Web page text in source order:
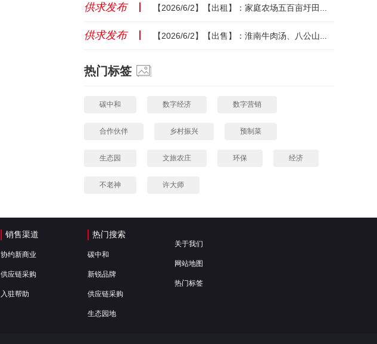
供求发布 【2026/6/2】【出租】：家庭农场五百亩圩田...
供求发布 【2026/6/2】【出售】：淮南牛肉汤、八公山豆腐乳...
热门标签
碳中和 数字经济 数字营销
合作伙伴 乡村振兴 预制菜
生态园 文旅农庄 环保 经济
不老神 许大师
销售渠道
协约新商业
供应链采购
入驻帮助
热门搜索
碳中和
新锐品牌
供应链采购
生态园地
关于我们
网站地图
热门标签